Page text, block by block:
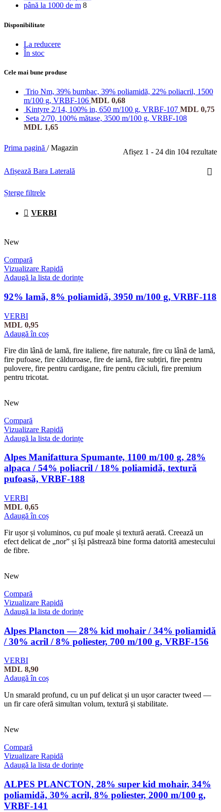
până la 1000 de m 8
Disponibilitate
La reducere
În stoc
Cele mai bune produse
Trio Nm, 39% bumbac, 39% poliamidă, 22% poliacril, 1500
m/100 g, VRBF-106 MDL 0,68
Kintyre 2/14, 100% in, 650 m/100 g, VRBF-107 MDL 0,75
Seta 2/70, 100% mătase, 3500 m/100 g, VRBF-108
MDL 1,65
Prima pagină / Magazin Afișez 1 - 24 din 104 rezultate
Afișează Bara Laterală
Șterge filtrele
VERBI
New
Compară
Vizualizare Rapidă
Adaugă la lista de dorințe
92% lamă, 8% poliamidă, 3950 m/100 g, VRBF-118
VERBI
MDL 0,95
Adaugă în coș
Fire din lână de lamă, fire italiene, fire naturale, fire cu lână de lamă,
fire pufoase, fire călduroase, fire de iarnă, fire subțiri, fire pentru
pulovere, fire pentru cardigane, fire pentru căciuli, fire premium
pentru tricotat.
New
Compară
Vizualizare Rapidă
Adaugă la lista de dorințe
Alpes Manifattura Spumante, 1100 m/100 g, 28%
alpaca / 54% poliacril / 18% poliamidă, textură
pufoasă, VRBF-188
VERBI
MDL 0,65
Adaugă în coș
Fir ușor și voluminos, cu puf moale și textură aerată. Creează un
efect delicat de „nor” și își păstrează bine forma datorită amestecului
de fibre.
New
Compară
Vizualizare Rapidă
Adaugă la lista de dorințe
Alpes Plancton — 28% kid mohair / 34% poliamidă
/ 30% acril / 8% poliester, 700 m/100 g, VRBF-156
VERBI
MDL 8,90
Adaugă în coș
Un smarald profund, cu un puf delicat și un ușor caracter tweed —
un fir care oferă simultan volum, textură și stabilitate.
New
Compară
Vizualizare Rapidă
Adaugă la lista de dorințe
ALPES PLANCTON, 28% super kid mohair, 34%
poliamidă, 30% acril, 8% poliester, 2000 m/100 g,
VRBF-141